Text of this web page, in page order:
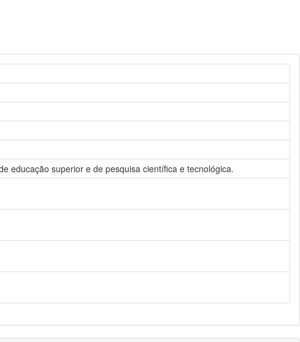
educação superior e de pesquisa científica e tecnológica.